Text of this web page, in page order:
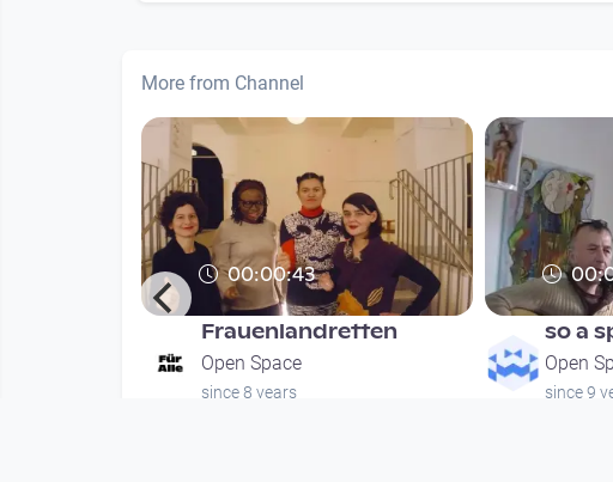
More from Channel
00:00:43
Frauenlandretten
Open Space
since 8 years
so a
Open
since 9